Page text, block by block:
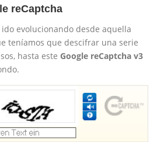
reCaptcha
ido evolucionando desde aquella
teníamos que descifrar una serie
hasta este Google reCaptcha v3